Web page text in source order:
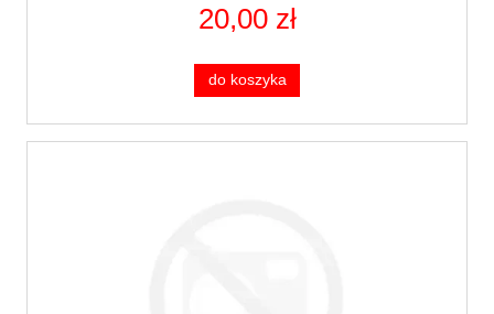
20,00 zł
do koszyka